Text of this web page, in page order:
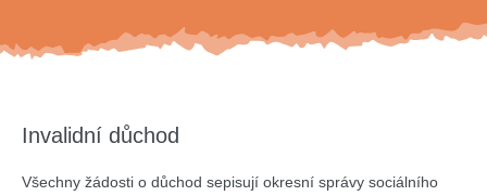
Invalidní důchod
Všechny žádosti o důchod sepisují okresní správy sociálního